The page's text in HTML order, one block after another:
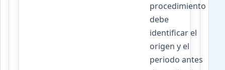
procedimiento
debe
identificar el
origen y el
periodo antes